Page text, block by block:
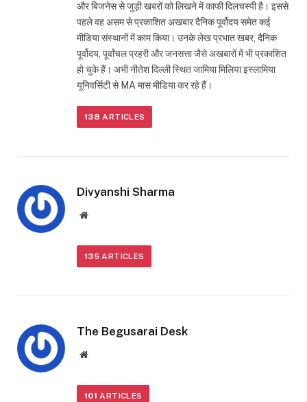
और बिजनेस से जुड़ी खबरों को लिखने में काफी दिलचस्पी है। इससे
पहले वह असम से प्रकाशित अखबार दैनिक पूर्वोदय समेत कई
मीडिया संस्थानों में काम किया। उनके लेख प्रभात खबर, दैनिक
पूर्वोदय, पूर्वांचल प्रहरी और जनसत्ता जैसे अखबारों में भी प्रकाशित
हो चुके हैं। अभी नीतेश दिल्ली स्थित जामिया मिलिया इस्लामिया
यूनिवर्सिटी से MA मास मीडिया कर रहे हैं।
138 ARTICLES
Divyanshi Sharma
Website
135 ARTICLES
The Begusarai Desk
Website
101 ARTICLES